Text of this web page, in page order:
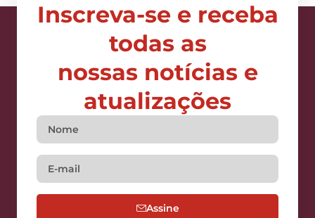
Inscreva-se e receba
todas as
nossas notícias e
atualizações
Assine